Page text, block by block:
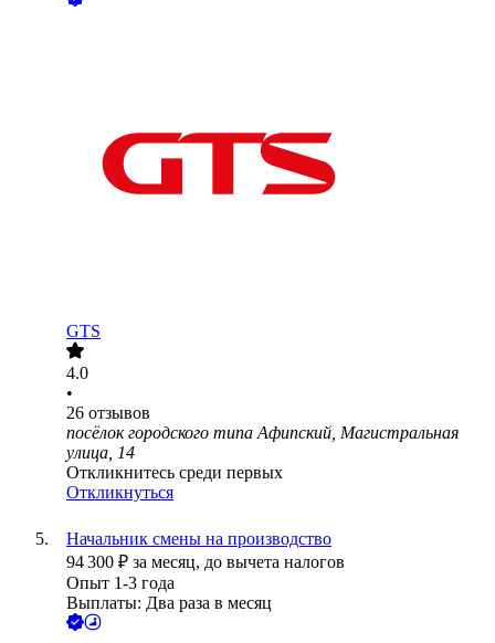
GTS
4.0
•
26 отзывов
посёлок городского типа Афипский, Магистральная
улица, 14
Откликнитесь среди первых
Откликнуться
Начальник смены на производство
94 300 ₽ за месяц, до вычета налогов
Опыт 1-3 года
Выплаты: Два раза в месяц